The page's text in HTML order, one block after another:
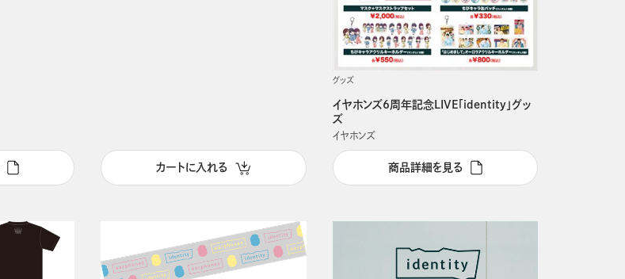
カートに入れる
グッズ
イヤホンズ6周年記念LIVE「identity」グッ
ズ
イヤホンズ
商品詳細を見る